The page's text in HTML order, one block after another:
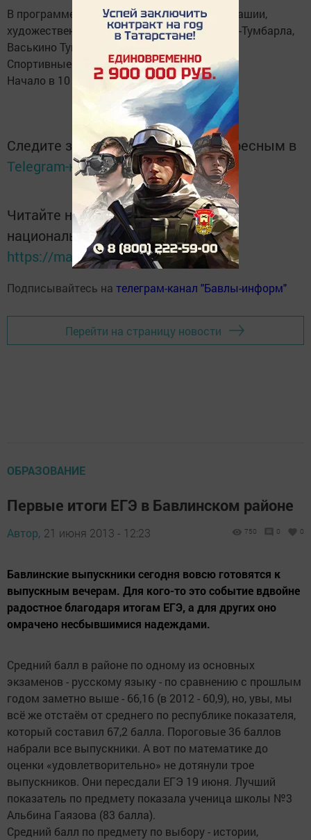
В программе: выступление артистов из Чувашии,
художественных коллективов сёл Потапово-Тумбарла,
Васькино Туйралы, Алексеевка, Наратлы.
Спортивные мероприятия.
Начало в 10 часов. Добро пожаловать!
Следите за самым важным и интересным в
Telegram-каналеТатмедиа
Читайте новости Татарстана в
национальном мессенджере MАХ:
https://max.ru/tatmedia
Подписывайтесь на телеграм-канал "Бавлы-информ"
Перейти на страницу новости
ОБРАЗОВАНИЕ
Первые итоги ЕГЭ в Бавлинском районе
Автор, 21 июня 2013 - 12:23 750 0 0
Бавлинские выпускники сегодня вовсю готовятся к
выпускным вечерам. Для кого-то это событие вдвойне
радостное благодаря итогам ЕГЭ, а для других оно
омрачено несбывшимися надеждами.
Средний балл в районе по одному из основных
экзаменов - русскому языку - по сравнению с прошлым
годом заметно выше - 66,16 (в 2012 - 60,9), но, увы, мы
всё же отстаём от среднего по республике показателя,
который составил 67,2 балла. Пороговые 36 баллов
набрали все выпускники. А вот по математике до
оценки «удовлетворительно» не дотянули трое
выпускников. Они пересдали ЕГЭ 19 июня. Лучший
показатель по предмету показала ученица школы №3
Альбина Гаязова (83 балла).
Средний балл по предмету по выбору - истории,